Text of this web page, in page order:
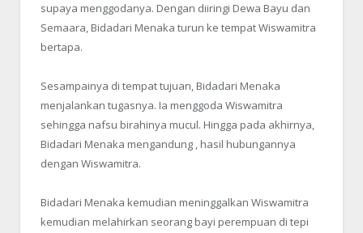
supaya menggodanya. Dengan diiringi Dewa Bayu dan
Semaara, Bidadari Menaka turun ke tempat Wiswamitra
bertapa.
Sesampainya di tempat tujuan, Bidadari Menaka
menjalankan tugasnya. Ia menggoda Wiswamitra
sehingga nafsu birahinya mucul. Hingga pada akhirnya,
Bidadari Menaka mengandung , hasil hubungannya
dengan Wiswamitra.
Bidadari Menaka kemudian meninggalkan Wiswamitra
kemudian melahirkan seorang bayi perempuan di tepi